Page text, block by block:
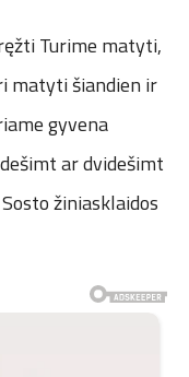
Turime matyti,
matyti šiandien ir
gyvena
ar dvidešimt
žiniasklaidos